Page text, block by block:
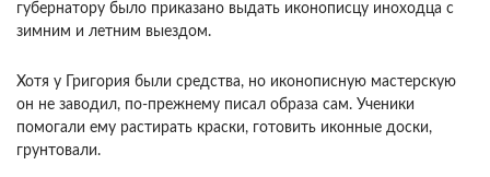
губернатору было приказано выдать иконописцу иноходца с
зимним и летним выездом.
Хотя у Григория были средства, но иконописную мастерскую
он не заводил, по-прежнему писал образа сам. Ученики
помогали ему растирать краски, готовить иконные доски,
грунтовали.